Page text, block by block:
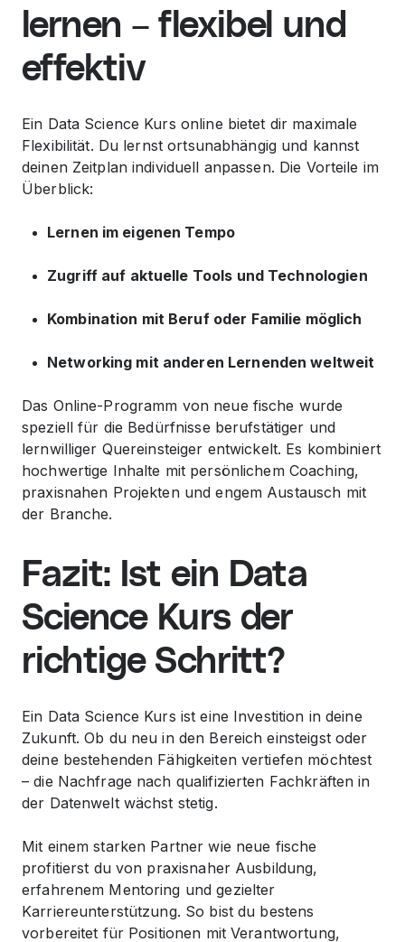
lernen – flexibel und
effektiv
Ein Data Science Kurs online bietet dir maximale
Flexibilität. Du lernst ortsunabhängig und kannst
deinen Zeitplan individuell anpassen. Die Vorteile im
Überblick:
Lernen im eigenen Tempo
Zugriff auf aktuelle Tools und Technologien
Kombination mit Beruf oder Familie möglich
Networking mit anderen Lernenden weltweit
Das Online-Programm von neue fische wurde
speziell für die Bedürfnisse berufstätiger und
lernwilliger Quereinsteiger entwickelt. Es kombiniert
hochwertige Inhalte mit persönlichem Coaching,
praxisnahen Projekten und engem Austausch mit
der Branche.
Fazit: Ist ein Data
Science Kurs der
richtige Schritt?
Ein Data Science Kurs ist eine Investition in deine
Zukunft. Ob du neu in den Bereich einsteigst oder
deine bestehenden Fähigkeiten vertiefen möchtest
– die Nachfrage nach qualifizierten Fachkräften in
der Datenwelt wächst stetig.
Mit einem starken Partner wie neue fische
profitierst du von praxisnaher Ausbildung,
erfahrenem Mentoring und gezielter
Karriereunterstützung. So bist du bestens
vorbereitet für Positionen mit Verantwortung,